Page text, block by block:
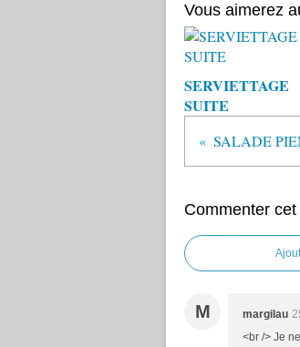
Vous aimerez
SERVIETTAGE
SUITE
SALADE
Commenter
M margilau
<br /> Je